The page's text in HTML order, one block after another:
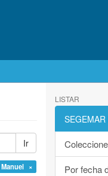
Ir
×
LISTAR
Por fecha